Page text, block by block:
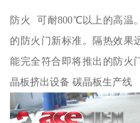
防火 可耐800℃以上的高温
的防火门新标准。隔热效果
能完全符合即将推出的防火
晶板挤出设备 碳晶板生产线